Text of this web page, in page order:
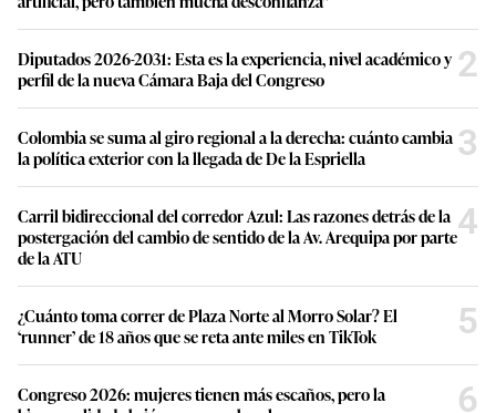
Diputados 2026-2031: Esta es la experiencia, nivel académico y
perfil de la nueva Cámara Baja del Congreso
2
Colombia se suma al giro regional a la derecha: cuánto cambia
la política exterior con la llegada de De la Espriella
3
Carril bidireccional del corredor Azul: Las razones detrás de la
postergación del cambio de sentido de la Av. Arequipa por parte
de la ATU
4
¿Cuánto toma correr de Plaza Norte al Morro Solar? El
‘runner’ de 18 años que se reta ante miles en TikTok
5
Congreso 2026: mujeres tienen más escaños, pero la
6